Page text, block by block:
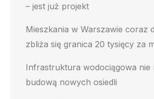
– jest już projekt
Mieszkania w Warszawie coraz
zbliża się granica 20 tysięcy za
Infrastruktura wodociągowa nie
budową nowych osiedli